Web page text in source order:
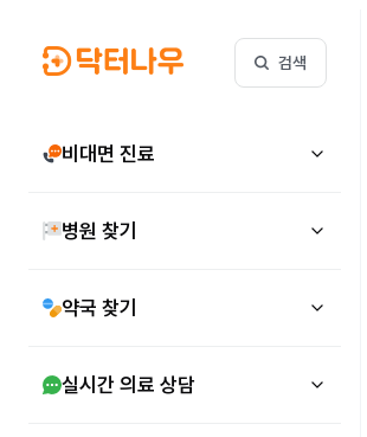
검색
비대면 진료
병원 찾기
약국 찾기
실시간 의료 상담